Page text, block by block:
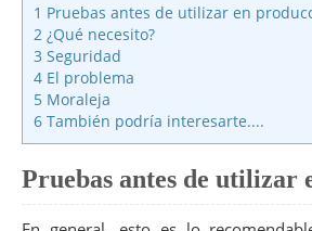
1 Pruebas antes de utilizar en
2 ¿Qué necesito?
3 Seguridad
4 El problema
5 Moraleja
6 También podría interesarte....
Pruebas antes de utilizar